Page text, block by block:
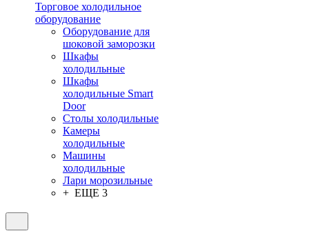
Торговое холодильное
оборудование
Оборудование для
шоковой заморозки
Шкафы
холодильные
Шкафы
холодильные Smart
Door
Столы холодильные
Камеры
холодильные
Машины
холодильные
Лари морозильные
+ ЕЩЕ 3